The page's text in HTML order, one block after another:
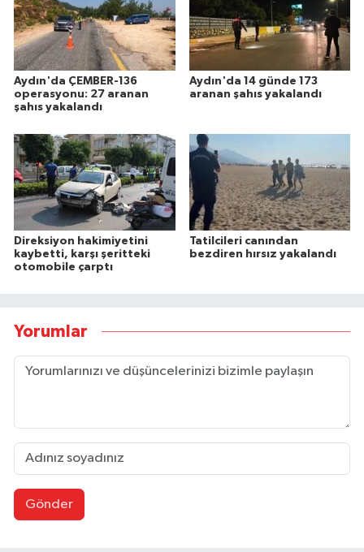
Aydın'da ÇEMBER-136
operasyonu: 27 aranan
şahıs yakalandı
Aydın'da 14 günde 173
aranan şahıs yakalandı
Direksiyon hakimiyetini
kaybetti, karşı şeritteki
otomobile çarptı
Tatilcileri canından
bezdiren hırsız yakalandı
Yorumlar
Gönder